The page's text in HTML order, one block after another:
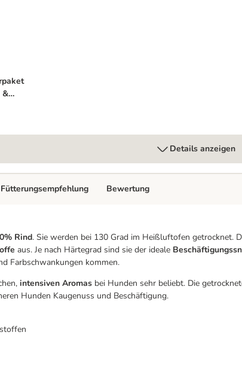
Rocco Rinderohren & Ochsenziemer
&
Details anzeigen
Rind. Sie werden bei 130 Grad im Heißluftofen getrocknet.
aus. Je nach Härtegrad sind sie der ideale
Farbschwankungen kommen.
intensiven Aromas bei Hunden sehr beliebt. Die
Hunden Kaugenuss und Beschäftigung.
Fütterungsempfehlung Bewertung